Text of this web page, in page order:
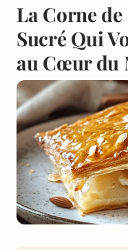
La Corne
Sucré Qui
au Cœur du